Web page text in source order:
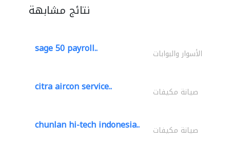
نتائج مشابهة
sage 50 payroll.. الأسوار والبوابات
citra aircon service.. صيانة مكيفات
chunlan hi-tech indonesia.. صيانة مكيفات